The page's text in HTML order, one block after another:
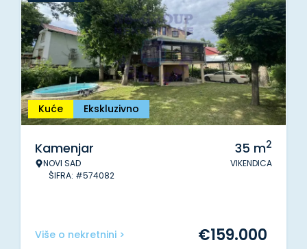
Kuće Ekskluzivno
Kamenjar
NOVI SAD
ŠIFRA: #574082
35 m2
VIKENDICA
Više o nekretnini > €159.000